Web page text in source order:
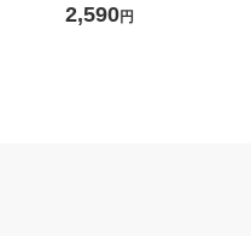
12.6cm 良品計画
2,590円